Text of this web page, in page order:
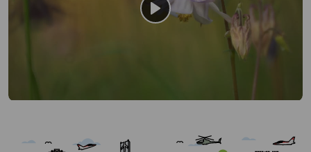
odtwórz